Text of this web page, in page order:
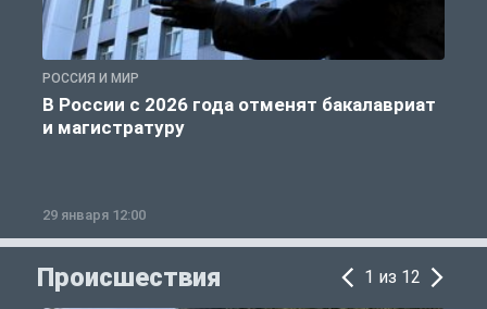
РОССИЯ И МИР
В России с 2026 года отменят бакалавриат
и магистратуру
29 января 12:00
Происшествия 1 из 12